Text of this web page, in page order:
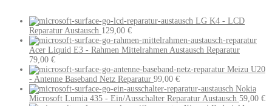
LG K4 - LCD
Reparatur Austausch 129,00 €
Acer Liquid E3 - Rahmen Mittelrahmen Austausch Reparatur
79,00 €
Meizu U20
- Antenne Baseband Netz Reparatur 99,00 €
Nokia
Microsoft Lumia 435 - Ein/Ausschalter Reparatur Austausch 59,00 €